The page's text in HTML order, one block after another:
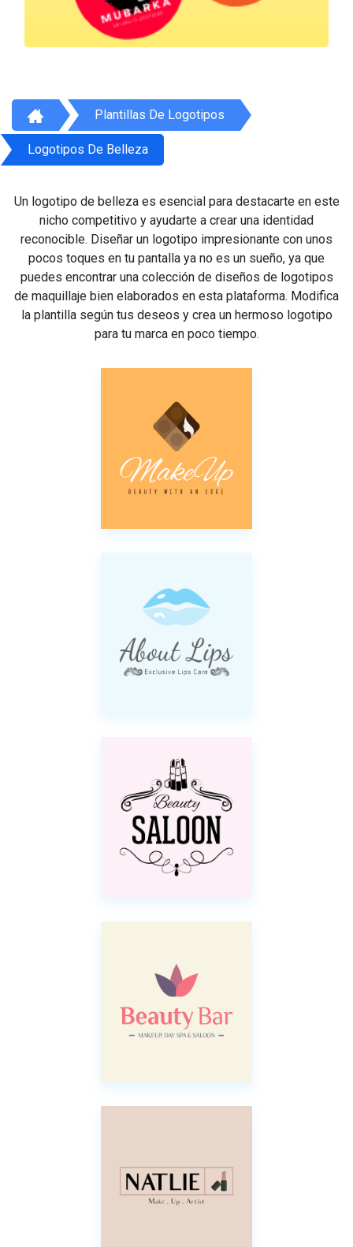
Plantillas De Logotipos
Logotipos De Belleza
Un logotipo de belleza es esencial para destacarte en este
nicho competitivo y ayudarte a crear una identidad
reconocible. Diseñar un logotipo impresionante con unos
pocos toques en tu pantalla ya no es un sueño, ya que
puedes encontrar una colección de diseños de logotipos
de maquillaje bien elaborados en esta plataforma. Modifica
la plantilla según tus deseos y crea un hermoso logotipo
para tu marca en poco tiempo.